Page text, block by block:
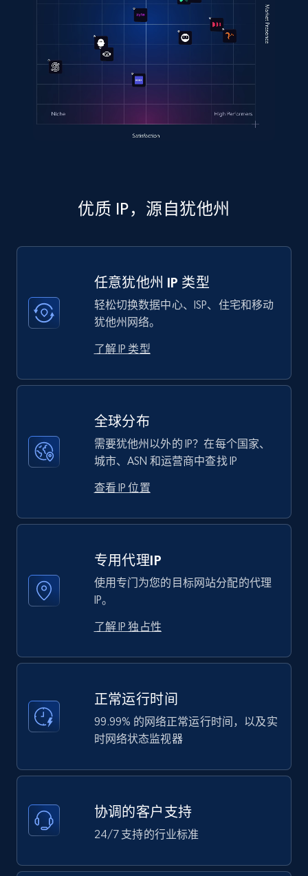
优质 IP，源自犹他州
任意犹他州 IP 类型
轻松切换数据中心、ISP、住宅和移动
犹他州网络。
了解 IP 类型
全球分布
需要犹他州以外的 IP？在每个国家、
城市、ASN 和运营商中查找 IP
查看 IP 位置
专用代理IP
使用专门为您的目标网站分配的代理
IP。
了解 IP 独占性
正常运行时间
99.99% 的网络正常运行时间，以及实
时网络状态监视器
协调的客户支持
24/7 支持的行业标准